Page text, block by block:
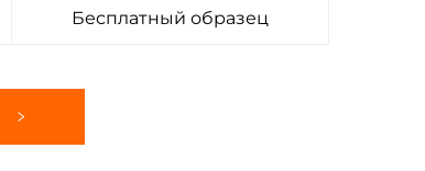
Бесплатный образец